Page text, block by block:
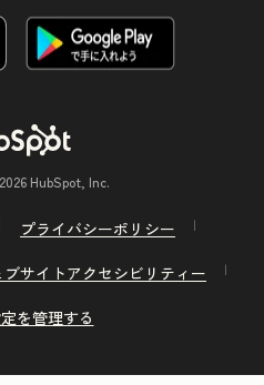
HubSpot, Inc.
プライバシーポリシー
ブサイトアクセシビリティー
を管理する